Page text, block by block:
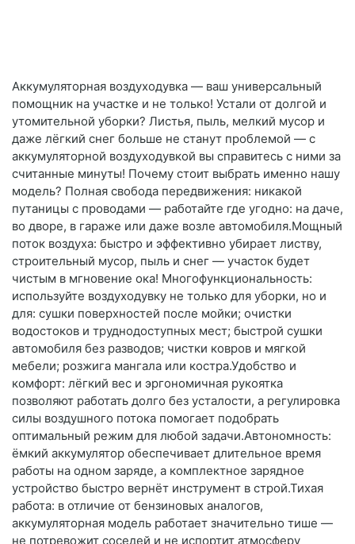
Аккумуляторная воздуходувка — ваш универсальный
помощник на участке и не только! Устали от долгой и
утомительной уборки? Листья, пыль, мелкий мусор и
даже лёгкий снег больше не станут проблемой — с
аккумуляторной воздуходувкой вы справитесь с ними за
считанные минуты! Почему стоит выбрать именно нашу
модель? Полная свобода передвижения: никакой
путаницы с проводами — работайте где угодно: на даче,
во дворе, в гараже или даже возле автомобиля.Мощный
поток воздуха: быстро и эффективно убирает листву,
строительный мусор, пыль и снег — участок будет
чистым в мгновение ока! Многофункциональность:
используйте воздуходувку не только для уборки, но и
для: сушки поверхностей после мойки; очистки
водостоков и труднодоступных мест; быстрой сушки
автомобиля без разводов; чистки ковров и мягкой
мебели; розжига мангала или костра.Удобство и
комфорт: лёгкий вес и эргономичная рукоятка
позволяют работать долго без усталости, а регулировка
силы воздушного потока помогает подобрать
оптимальный режим для любой задачи.Автономность:
ёмкий аккумулятор обеспечивает длительное время
работы на одном заряде, а комплектное зарядное
устройство быстро вернёт инструмент в строй.Тихая
работа: в отличие от бензиновых аналогов,
аккумуляторная модель работает значительно тише —
не потревожит соседей и не испортит атмосферу